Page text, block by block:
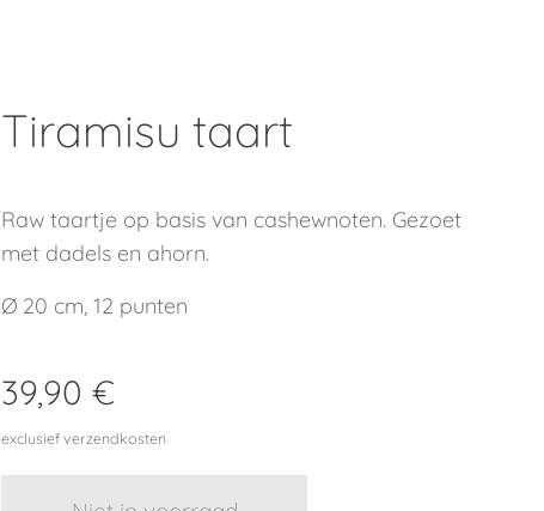
Tiramisu taart
Raw taartje op basis van cashewnoten. Gezoet
met dadels en ahorn.
Ø 20 cm, 12 punten
39,90 €
exclusief verzendkosten